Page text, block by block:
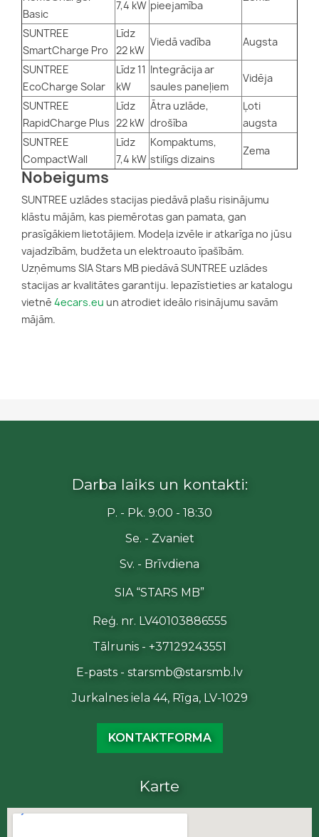
Basic
7,4 kW pieejamība
SUNTREE
SmartCharge Pro
Līdz
22 kW
Viedā vadība Augsta
SUNTREE
EcoCharge Solar
Līdz 11
kW
Integrācija ar
saules paneļiem
Vidēja
SUNTREE
RapidCharge Plus
Līdz
22 kW
Ātra uzlāde,
drošība
Ļoti
augsta
SUNTREE
CompactWall
Līdz
7,4 kW
Kompaktums,
stilīgs dizains
Zema
Nobeigums
SUNTREE uzlādes stacijas piedāvā plašu risinājumu
klāstu mājām, kas piemērotas gan pamata, gan
prasīgākiem lietotājiem. Modeļa izvēle ir atkarīga no jūsu
vajadzībām, budžeta un elektroauto īpašībām.
Uzņēmums SIA Stars MB piedāvā SUNTREE uzlādes
stacijas ar kvalitātes garantiju. Iepazīstieties ar katalogu
vietnē 4ecars.eu un atrodiet ideālo risinājumu savām
mājām.
Darba laiks un kontakti:
P. - Pk. 9:00 - 18:30
Se. - Zvaniet
Sv. - Brīvdiena
SIA “STARS MB”
Reģ. nr. LV40103886555
Tālrunis - +37129243551
E-pasts - starsmb@starsmb.lv
Jurkalnes iela 44, Rīga, LV-1029
KONTAKTFORMA
Karte